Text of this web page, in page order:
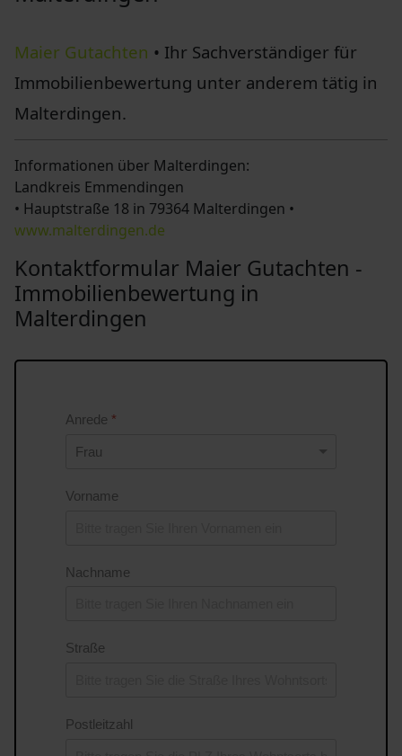
Maier Gutachten • Ihr Sachverständiger für
Immobilienbewertung unter anderem tätig in
Malterdingen.
Informationen über Malterdingen:
Landkreis Emmendingen
• Hauptstraße 18 in 79364 Malterdingen •
www.malterdingen.de
Kontaktformular Maier Gutachten -
Immobilienbewertung in
Malterdingen
Anrede *
Vorname
Nachname
Straße
Postleitzahl